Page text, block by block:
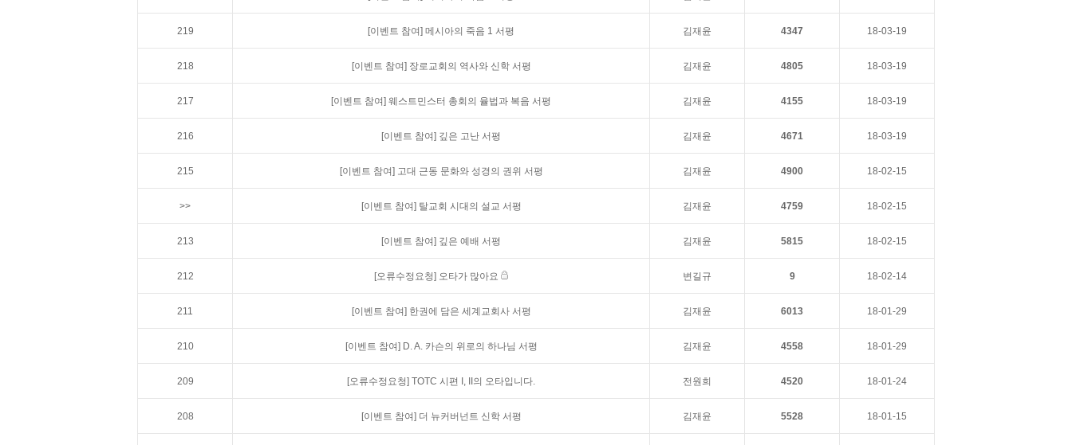
219 [이벤트 참여] 메시아의 죽음 1 서평 김재윤 4347 18-03-19
218 [이벤트 참여] 장로교회의 역사와 신학 서평 김재윤 4805 18-03-19
217 [이벤트 참여] 웨스트민스터 총회의 율법과 복음 서평 김재윤 4155 18-03-19
216 [이벤트 참여] 깊은 고난 서평 김재윤 4671 18-03-19
215 [이벤트 참여] 고대 근동 문화와 성경의 권위 서평 김재윤 4900 18-02-15
>> [이벤트 참여] 탈교회 시대의 설교 서평 김재윤 4759 18-02-15
213 [이벤트 참여] 깊은 예배 서평 김재윤 5815 18-02-15
212 [오류수정요청] 오타가 많아요 변길규 9 18-02-14
211 [이벤트 참여] 한권에 담은 세계교회사 서평 김재윤 6013 18-01-29
210 [이벤트 참여] D. A. 카슨의 위로의 하나님 서평 김재윤 4558 18-01-29
209 [오류수정요청] TOTC 시편 I, II의 오타입니다. 전원희 4520 18-01-24
208 [이벤트 참여] 더 뉴커버넌트 신학 서평 김재윤 5528 18-01-15